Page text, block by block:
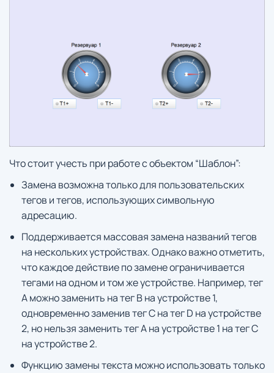
Что стоит учесть при работе с объектом “Шаблон”:
Замена возможна только для пользовательских
тегов и тегов, использующих символьную
адресацию.
Поддерживается массовая замена названий тегов
на нескольких устройствах. Однако важно отметить,
что каждое действие по замене ограничивается
тегами на одном и том же устройстве. Например, тег
A можно заменить на тег B на устройстве 1,
одновременно заменив тег C на тег D на устройстве
2, но нельзя заменить тег А на устройстве 1 на тег С
на устройстве 2.
Функцию замены текста можно использовать только